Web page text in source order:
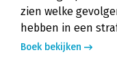
zien welke
hebben in een
Boek bekijken